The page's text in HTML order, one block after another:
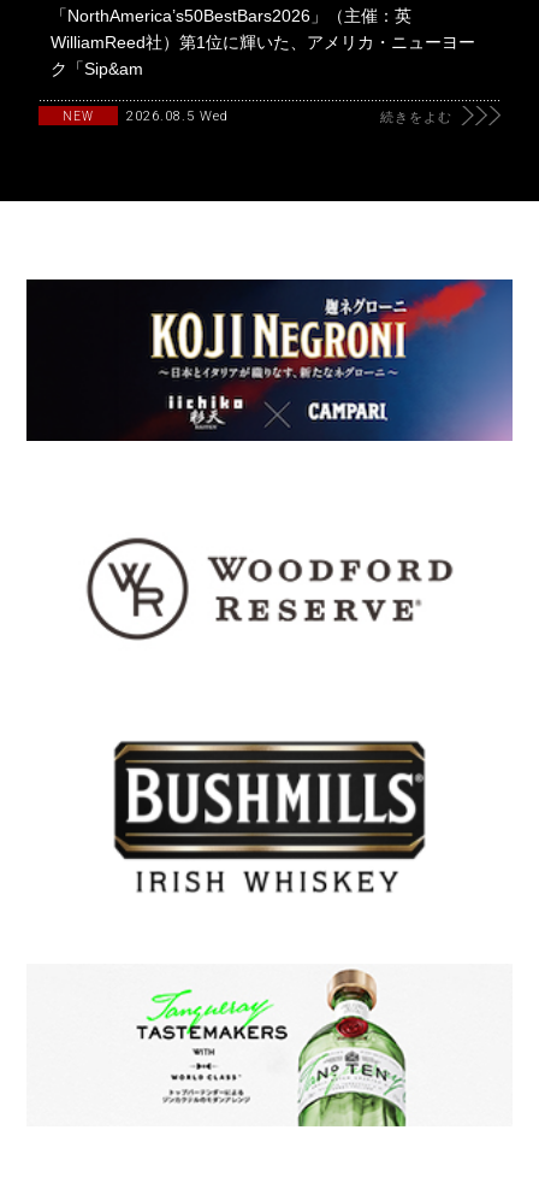
「NorthAmerica’s50BestBars2026」（主催：英
WilliamReed社）第1位に輝いた、アメリカ・ニューヨー
ク「Sip&am
NEW 2026.08.5 Wed 続きをよむ